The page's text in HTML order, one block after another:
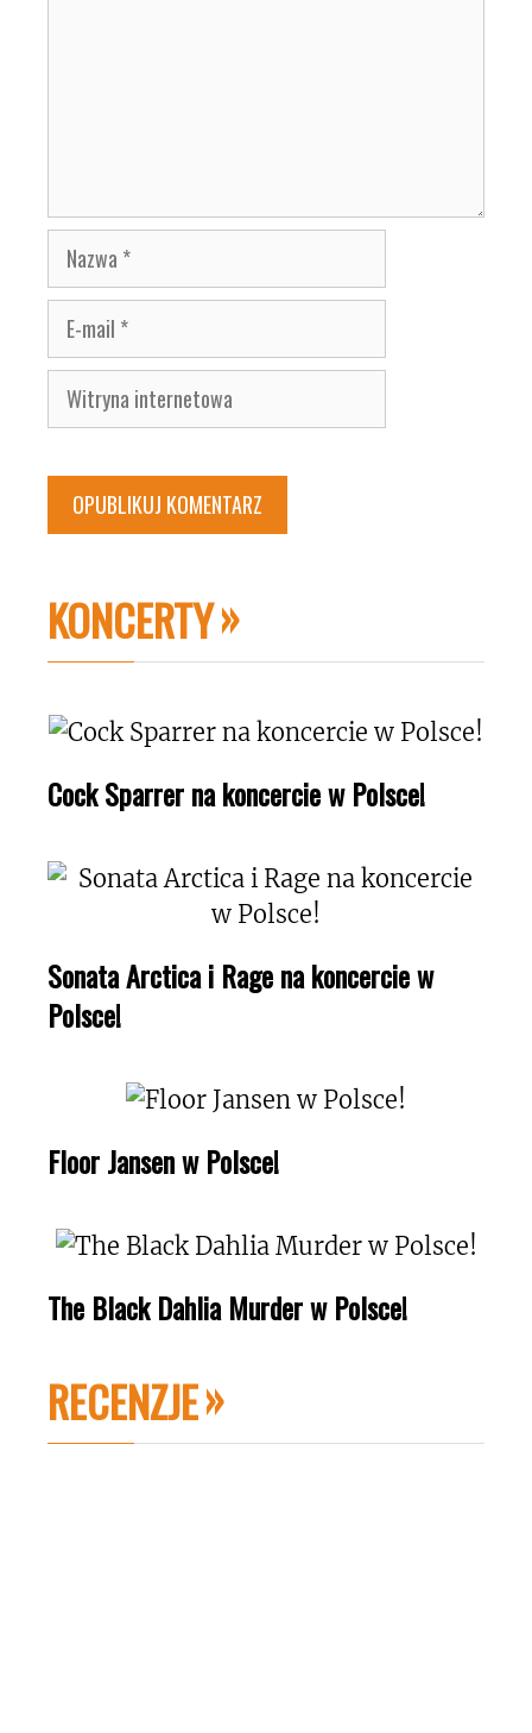
Nazwa
E-
mail
Witryna
internetowa
KONCERTY
Cock Sparrer na koncercie w Polsce!
Sonata Arctica i Rage na koncercie w
Polsce!
Floor Jansen w Polsce!
The Black Dahlia Murder w Polsce!
RECENZJE